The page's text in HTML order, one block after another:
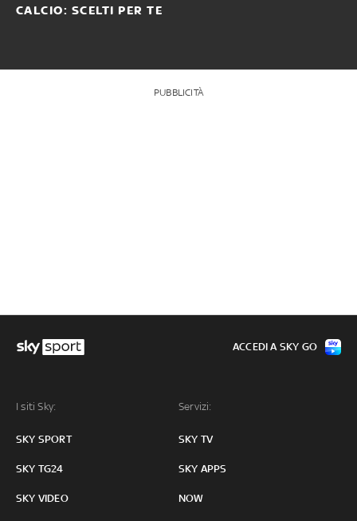
CALCIO: SCELTI PER TE
PUBBLICITÀ
I siti Sky:
SKY SPORT
SKY TG24
SKY VIDEO
Servizi:
SKY TV
SKY APPS
NOW
ACCEDI A SKY GO